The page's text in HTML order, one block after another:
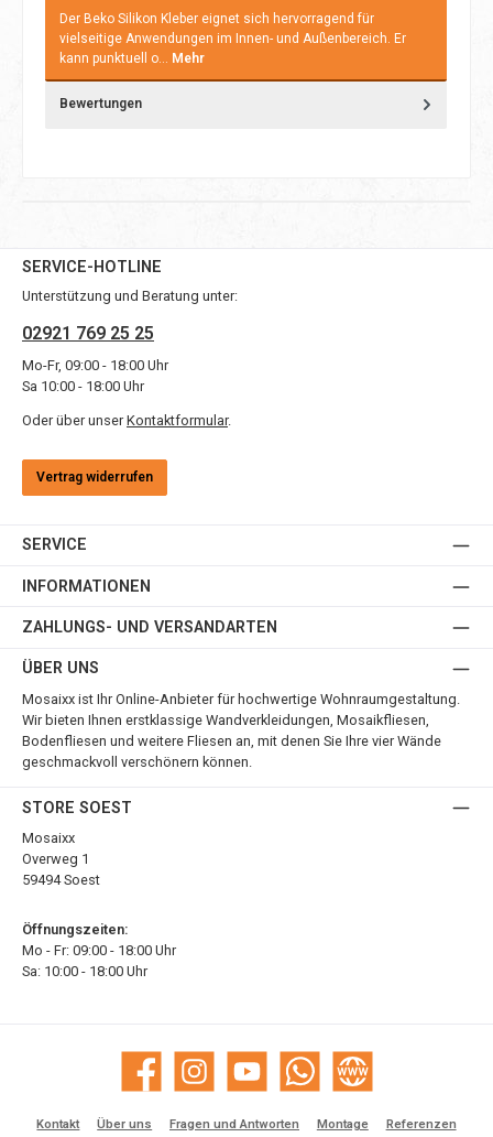
Der Beko Silikon Kleber eignet sich hervorragend für
vielseitige Anwendungen im Innen- und Außenbereich. Er
kann punktuell o… Mehr
Bewertungen
SERVICE-HOTLINE
Unterstützung und Beratung unter:
02921 769 25 25
Mo-Fr, 09:00 - 18:00 Uhr
Sa 10:00 - 18:00 Uhr
Oder über unser Kontaktformular.
Vertrag widerrufen
SERVICE
INFORMATIONEN
ZAHLUNGS- UND VERSANDARTEN
ÜBER UNS
Mosaixx ist Ihr Online-Anbieter für hochwertige Wohnraumgestaltung.
Wir bieten Ihnen erstklassige Wandverkleidungen, Mosaikfliesen,
Bodenfliesen und weitere Fliesen an, mit denen Sie Ihre vier Wände
geschmackvoll verschönern können.
STORE SOEST
Mosaixx
Overweg 1
59494 Soest
Öffnungszeiten:
Mo - Fr: 09:00 - 18:00 Uhr
Sa: 10:00 - 18:00 Uhr
Facebook Instagram YouTube WhatsApp Website
Kontakt Über uns Fragen und Antworten Montage Referenzen